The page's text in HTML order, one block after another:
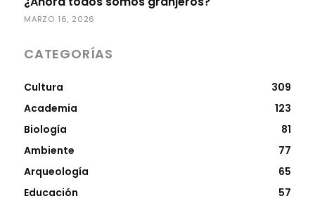
MARZO 16, 2026
CATEGORÍAS
Cultura
309
Academia
123
Biología
81
Ambiente
77
Arqueología
65
Educación
57